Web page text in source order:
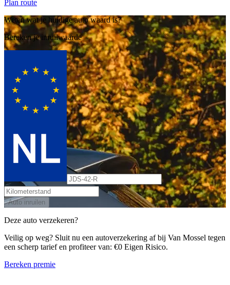
Plan route
Weten wat je huidige auto waard is?
Bereken je inruilwaarde
Auto inruilen
Deze auto verzekeren?
Veilig op weg? Sluit nu een autoverzekering af bij Van Mossel tegen
een scherp tarief en profiteer van: €0 Eigen Risico.
Bereken premie